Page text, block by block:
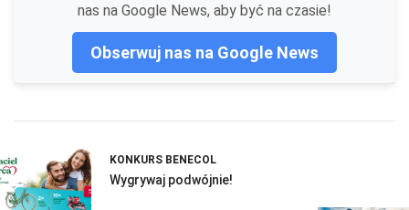
nas na Google News, aby być na czasie!
Obserwuj nas na Google News
KONKURS BENECOL
Wygrywaj podwójnie!